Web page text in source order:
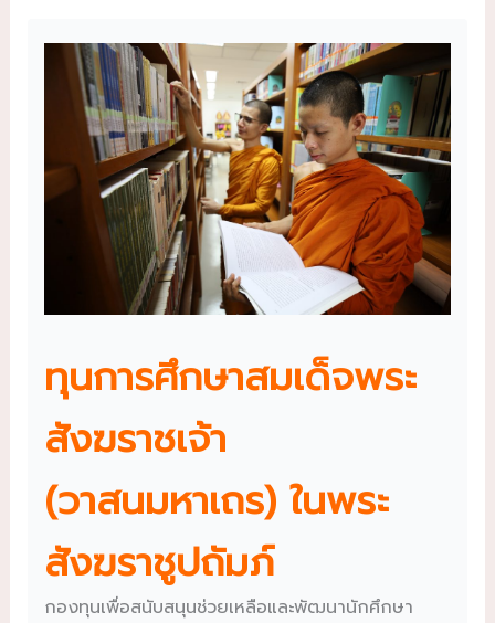
ทุนการศึกษาสมเด็จพระ
สังฆราชเจ้า
(วาสนมหาเถร) ในพระ
สังฆราชูปถัมภ์
กองทุนเพื่อสนับสนุนช่วยเหลือและพัฒนานักศึกษา